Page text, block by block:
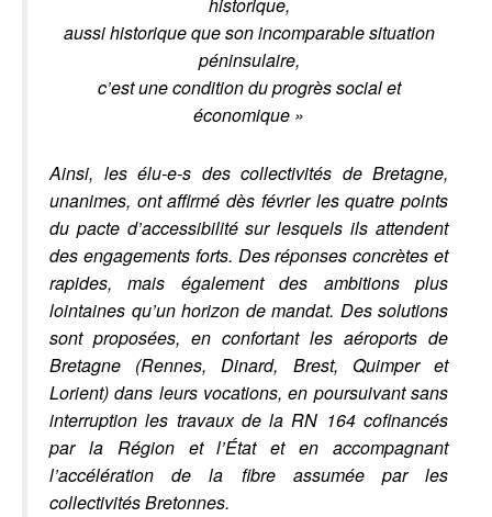
historique,
aussi historique que son incomparable situation
péninsulaire,
c’est une condition du progrès social et
économique »
Ainsi, les élu-e-s des collectivités de Bretagne,
unanimes, ont affirmé dès février les quatre points
du pacte d’accessibilité sur lesquels ils attendent
des engagements forts. Des réponses concrètes et
rapides, mais également des ambitions plus
lointaines qu’un horizon de mandat. Des solutions
sont proposées, en confortant les aéroports de
Bretagne (Rennes, Dinard, Brest, Quimper et
Lorient) dans leurs vocations, en poursuivant sans
interruption les travaux de la RN 164 cofinancés
par la Région et l’État et en accompagnant
l’accélération de la fibre assumée par les
collectivités Bretonnes.